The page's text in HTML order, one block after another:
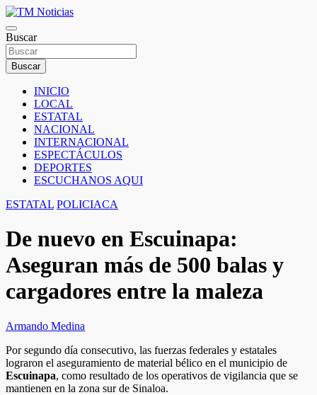
Saltar
al
contenido
TM Noticias
TM Noticias
Buscar
Buscar
INICIO
LOCAL
ESTATAL
NACIONAL
INTERNACIONAL
ESPECTÁCULOS
DEPORTES
ESCUCHANOS AQUI
ESTATAL POLICIACA
De nuevo en Escuinapa:
Aseguran más de 500 balas y
cargadores entre la maleza
Armando Medina
​Por segundo día consecutivo, las fuerzas federales y estatales
lograron el aseguramiento de material bélico en el municipio de
Escuinapa, como resultado de los operativos de vigilancia que se
mantienen en la zona sur de Sinaloa.